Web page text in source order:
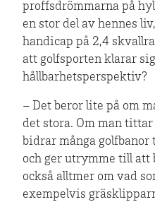
proffsdrömmarna på
en stor del av hennes
handicap på 2,4
att golfsporten klarar
hållbarhetsperspektiv?
– Det beror lite på om
det stora. Om man
bidrar många
och ger utrymme till att
också alltmer om vad
exempelvis